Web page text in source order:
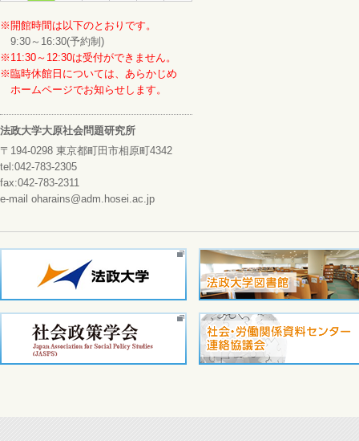
※開館時間は以下のとおりです。
9:30～16:30(予約制)
※11:30～12:30は受付ができません。
※臨時休館日については、あらかじめ
ホームページでお知らせします。
法政大学大原社会問題研究所
〒194-0298 東京都町田市相原町4342
tel:042-783-2305
fax:042-783-2311
e-mail oharains@adm.hosei.ac.jp